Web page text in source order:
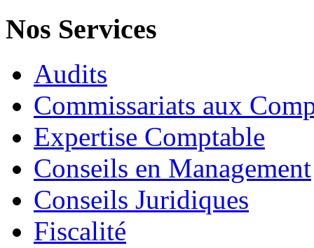
Nos Services
Audits
Commissariats aux
Expertise Comptable
Conseils en Management
Conseils Juridiques
Fiscalité